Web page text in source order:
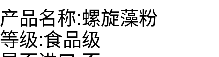
产品名称:螺旋藻粉
等级:食品级